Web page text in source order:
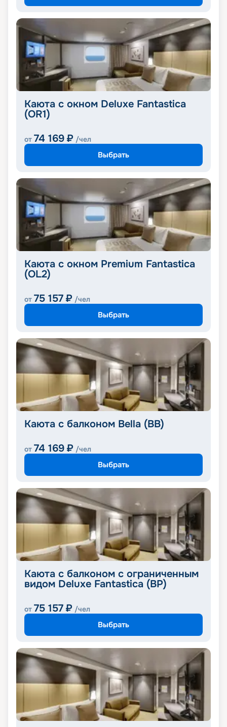
Каюта с окном Deluxe Fantastica
(OR1)
от 74 169 ₽ /чел
Выбрать
Каюта с окном Premium Fantastica
(OL2)
от 75 157 ₽ /чел
Выбрать
Каюта с балконом Bella (BB)
от 74 169 ₽ /чел
Выбрать
Каюта с балконом с ограниченным
видом Deluxe Fantastica (BP)
от 75 157 ₽ /чел
Выбрать